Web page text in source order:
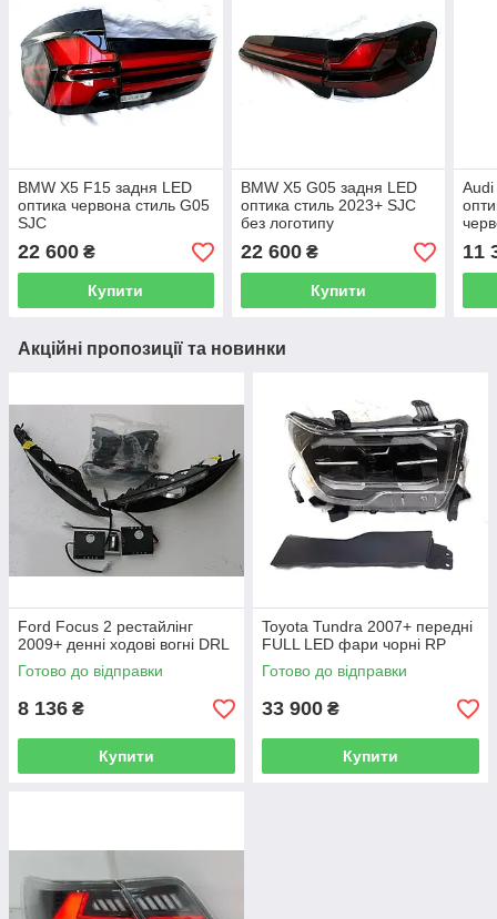
BMW X5 F15 задня LED
оптика червона стиль G05
SJC
22 600 ₴
Купити
BMW X5 G05 задня LED
оптика стиль 2023+ SJC
без логотипу
22 600₴
Купити
11
Акційні пропозиції та новинки
Ford Focus 2 рестайлінг
2009+ денні ходові вогні DRL
Готово до відправки
8 136 ₴
Купити
Toyota Tundra 2007+ передні
FULL LED фари чорні RP
Готово до відправки
33 900 ₴
Купити